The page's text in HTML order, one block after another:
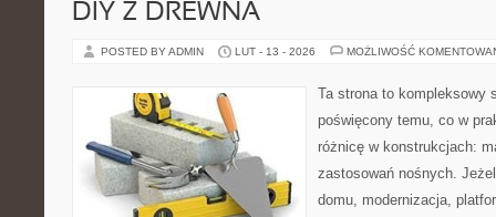
DIY Z DREWNA
POSTED BY ADMIN LUT - 13 - 2026 MOŻLIWOŚĆ
Ta strona to kompleksowy
poświęcony temu, co w
różnicę w konstrukcjach:
zastosowań nośnych.
domu, modernizacja,